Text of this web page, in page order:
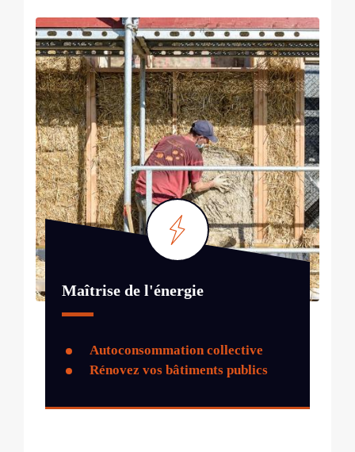
Maîtrise de l'énergie
Autoconsommation collective
Rénovez vos bâtiments publics